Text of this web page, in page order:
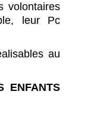
volontaires
leur Pc
au
ENFANTS